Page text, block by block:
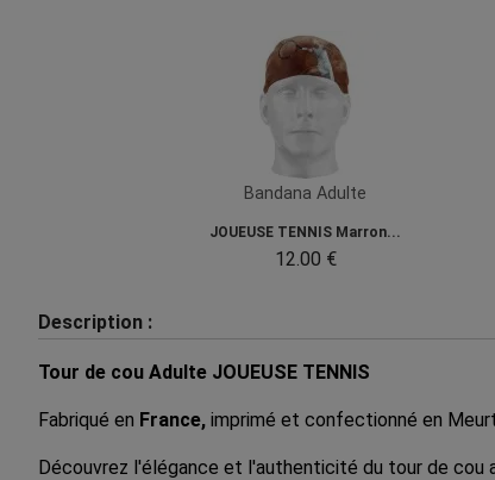
Bandana Adulte
JOUEUSE TENNIS Marron...
12.00 €
Description :
Tour de cou Adulte JOUEUSE TENNIS
Fabriqué en France, imprimé et confectionné en
Découvrez l'élégance et l'authenticité du tour de cou